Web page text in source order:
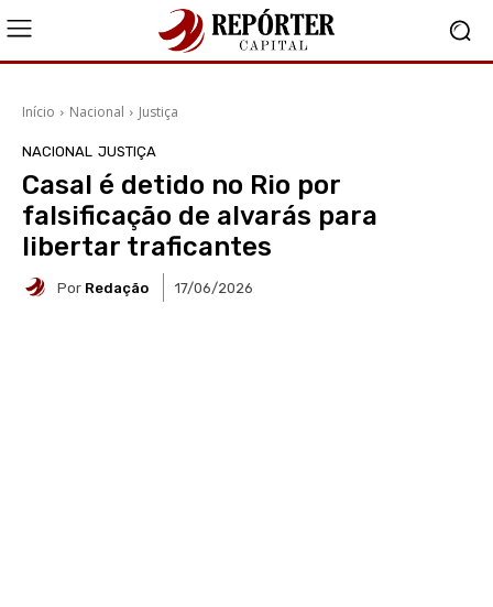
Início Nacional Justiça
NACIONAL JUSTIÇA
Casal é detido no Rio por
falsificação de alvarás para
libertar traficantes
Por Redação 17/06/2026